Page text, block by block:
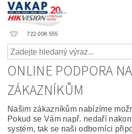
722 008 555
ONLINE PODPORA
ZÁKAZNÍKŮM
Našim zákazníkům nabízíme
Pokud se Vám např. nedaří
systém, tak se naši odborníci